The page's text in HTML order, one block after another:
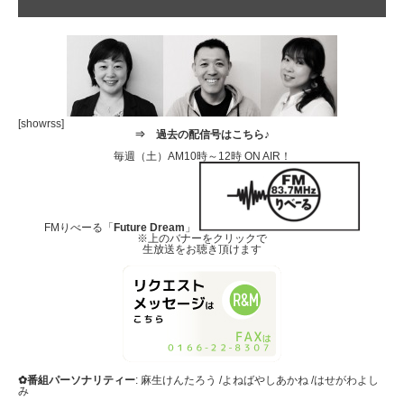
[showrss]
⇒ 過去の配信号はこちら♪
毎週（土）AM10時～12時 ON AIR！
FMりべーる「Future Dream 」
※上のバナーをクリックで
生放送をお聴き頂けます
✿番組パーソナリティー: 麻生けんたろう /よねばやしあかね /はせがわよし
み